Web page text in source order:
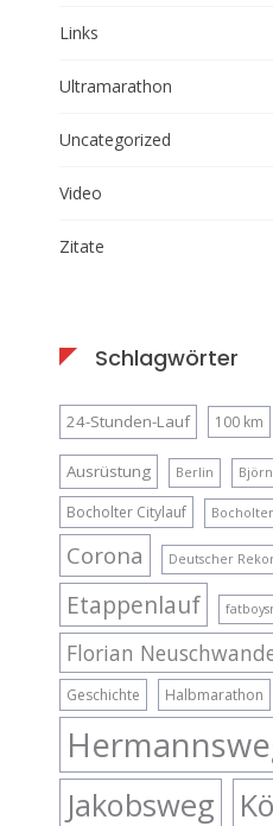
Links
Ultramarathon
Uncategorized
Video
Zitate
Schlagwörter
24-Stunden-Lauf 100 km
Ausrüstung Berlin
Bocholter Citylauf
Corona Deutscher
Etappenlauf
Florian
Geschichte Halbmarathon
Jakobsweg